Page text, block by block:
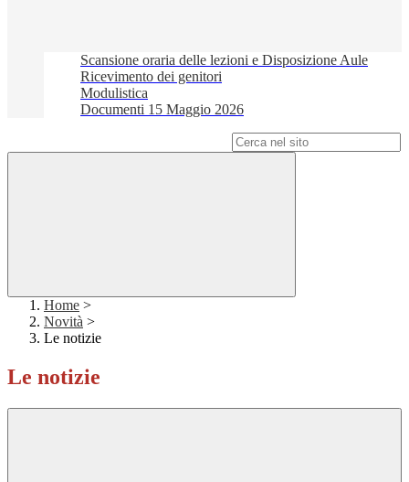
Scansione oraria delle lezioni e Disposizione Aule
Ricevimento dei genitori
Modulistica
Documenti 15 Maggio 2026
Home >
Novità >
Le notizie
Le notizie